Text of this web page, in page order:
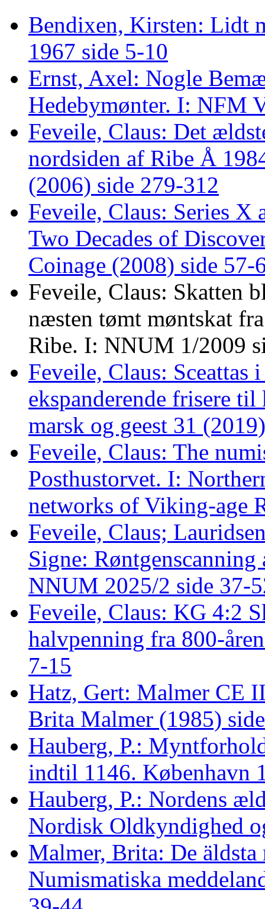
Bendixen, Kirsten: Lidt
1967 side 5-10
Ernst, Axel: Nogle
Hedebymønter. I: NFM
Feveile, Claus: Det
nordsiden af Ribe Å
(2006) side 279-312
Feveile, Claus: Series
Two Decades of
Coinage (2008) side 57-
Feveile, Claus: Skatten
næsten tømt møntskat
Ribe. I: NNUM 1/2009
Feveile, Claus: Sceattas
ekspanderende frisere
marsk og geest 31
Feveile, Claus: The
Posthustorvet. I:
networks of Viking-age
Feveile, Claus;
Signe:
NNUM 2025/2 side 37-
Feveile, Claus: KG 4:2
halvpenning fra 800-
7-15
Hatz, Gert: Malmer CE
Brita Malmer (1985)
Hauberg, P.:
indtil 1146. København
Hauberg, P.: Nordens
Nordisk Oldkyndighed
Malmer, Brita: De
Numismatiska